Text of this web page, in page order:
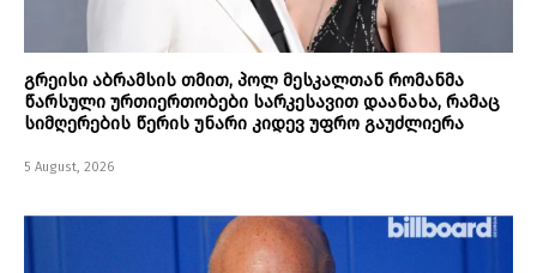
გრეისი აბრამსის თმით, პოლ მესკალთან რომანმა
წარსული ურთიერთობები სარკესავით დაანახა, რამაც
სიმღერების წერის უნარი კიდევ უფრო გაუძლიერა
5 August, 2026